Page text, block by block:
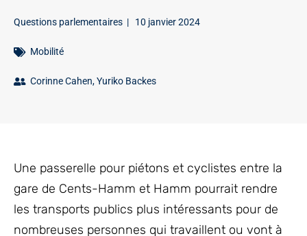
Questions parlementaires | 10 janvier 2024
Mobilité
Corinne Cahen,Yuriko Backes
Une passerelle pour piétons et cyclistes entre la
gare de Cents-Hamm et Hamm pourrait rendre
les transports publics plus intéressants pour de
nombreuses personnes qui travaillent ou vont à